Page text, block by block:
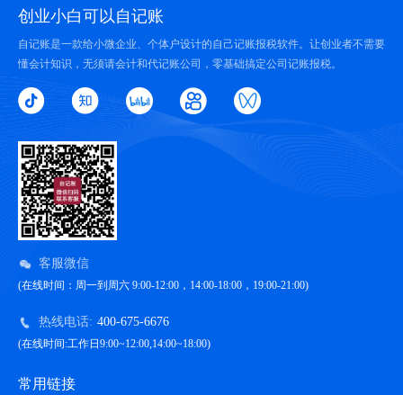
创业小白可以自记账
自记账是一款给小微企业、个体户设计的自己记账报税软件。让创业者不需要
懂会计知识，无须请会计和代记账公司，零基础搞定公司记账报税。
客服微信
(在线时间：周一到周六 9:00-12:00，14:00-18:00，19:00-21:00)
热线电话: 400-675-6676
(在线时间:工作日9:00~12:00,14:00~18:00)
常用链接